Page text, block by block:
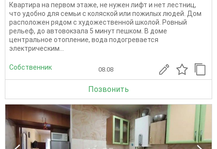
Квартира на первом этаже, не нужен лифт и нет лестниц,
что удобно для семьи с коляской или пожилых людей. Дом
расположен рядом с художественной школой. Ровный
рельеф, до автовокзала 5 минут пешком. В доме
центральное отопление, вода подогревается
электрическим...
Собственник 08.08
Позвонить